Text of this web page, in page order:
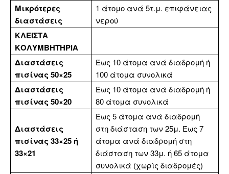
Μικρότερες
διαστάσεις
1 άτομο ανά 5τ.μ. επιφάνειας
νερού
ΚΛΕΙΣΤΑ
ΚΟΛΥΜΒΗΤΗΡΙΑ
Διαστάσεις
πισίνας 50×25
Έως 10 άτομα ανά διαδρομή ή
100 άτομα συνολικά
Διαστάσεις
πισίνας 50×20
Έως 10 άτομα ανά διαδρομή ή
80 άτομα συνολικά
Διαστάσεις
πισίνας 33×25 ή
33×21
Έως 5 άτομα ανά διαδρομή
στη διάσταση των 25μ. Έως 7
άτομα ανά διαδρομή στη
διάσταση των 33μ. ή 65 άτομα
συνολικά (χωρίς διαδρομές)